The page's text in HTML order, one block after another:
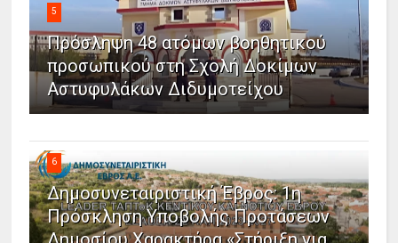
5
Πρόσληψη 48 ατόμων βοηθητικού
προσωπικού στη Σχολή Δοκίμων
Αστυφυλάκων Διδυμοτείχου
6
Δημοσυνεταιριστική Έβρος: 1η
Πρόσκληση Υποβολής Προτάσεων